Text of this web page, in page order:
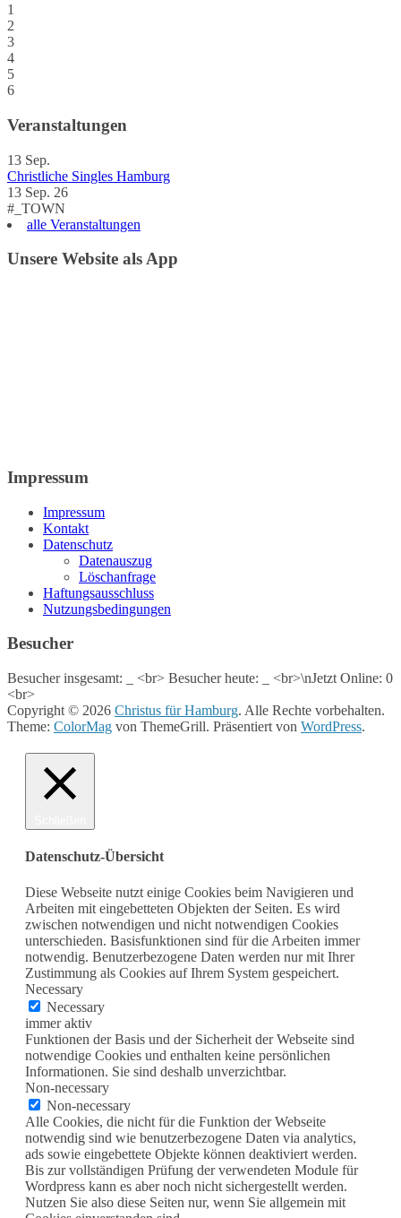
1
2
3
4
5
6
Veranstaltungen
13 Sep.
Christliche Singles Hamburg
13 Sep. 26
#_TOWN
alle Veranstaltungen
Unsere Website als App
Impressum
Impressum
Kontakt
Datenschutz
Datenauszug
Löschanfrage
Haftungsausschluss
Nutzungsbedingungen
Besucher
Besucher insgesamt: <br> Besucher heute:
<br>\nJetzt Online: 0
<br>
Copyright © 2026 Christus für Hamburg. Alle Rechte vorbehalten.
Theme: ColorMag von ThemeGrill. Präsentiert von WordPress.
Datenschutz-Übersicht
Diese Webseite nutzt einige Cookies beim Navigieren und
Arbeiten mit eingebetteten Objekten der Seiten. Es wird
zwischen notwendigen und nicht notwendigen Cookies
unterschieden. Basisfunktionen sind für die Arbeiten immer
notwendig. Benutzerbezogene Daten werden nur mit Ihrer
Zustimmung als Cookies auf Ihrem System gespeichert.
Necessary
Necessary
immer aktiv
Funktionen der Basis und der Sicherheit der Webseite sind
notwendige Cookies und enthalten keine persönlichen
Informationen. Sie sind deshalb unverzichtbar.
Non-necessary
Non-necessary
Alle Cookies, die nicht für die Funktion der Webseite
notwendig sind wie benutzerbezogene Daten via analytics,
ads sowie eingebettete Objekte können deaktiviert werden.
Bis zur vollständigen Prüfung der verwendeten Module für
Wordpress kann es aber noch nicht sichergestellt werden.
Nutzen Sie also diese Seiten nur, wenn Sie allgemein mit